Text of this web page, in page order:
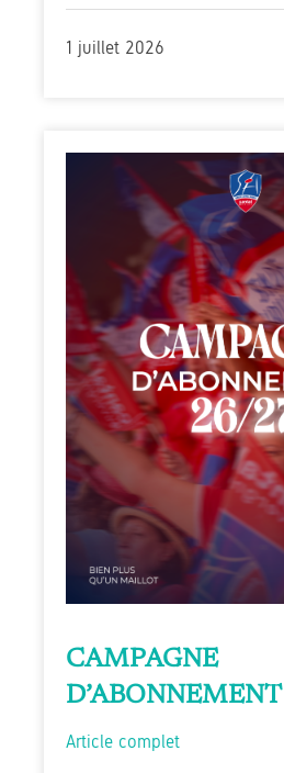
1 juillet 2026
CAMPAGNE
D’ABONNEMENT
Article complet